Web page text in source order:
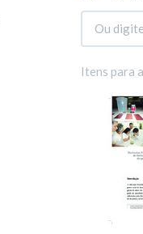
Itens para